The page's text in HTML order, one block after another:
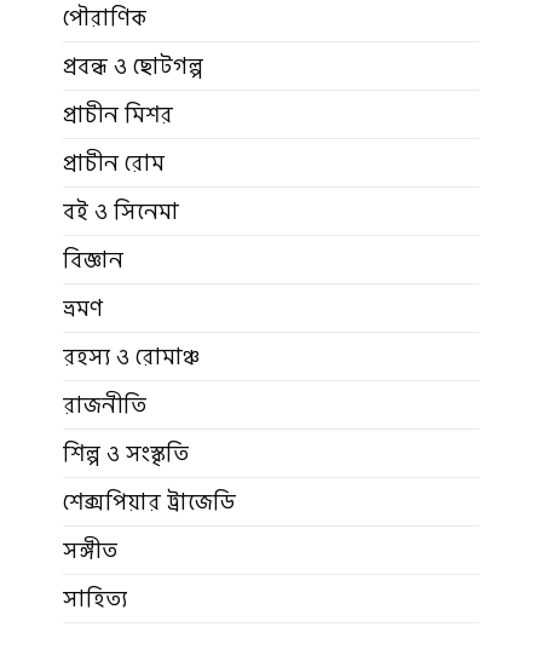
পৌরাণিক
প্রবন্ধ ও ছোটগল্প
প্রাচীন মিশর
প্রাচীন রোম
বই ও সিনেমা
বিজ্ঞান
ভ্রমণ
রহস্য ও রোমাঞ্চ
রাজনীতি
শিল্প ও সংস্কৃতি
শেক্সপিয়ার ট্রাজেডি
সঙ্গীত
সাহিত্য